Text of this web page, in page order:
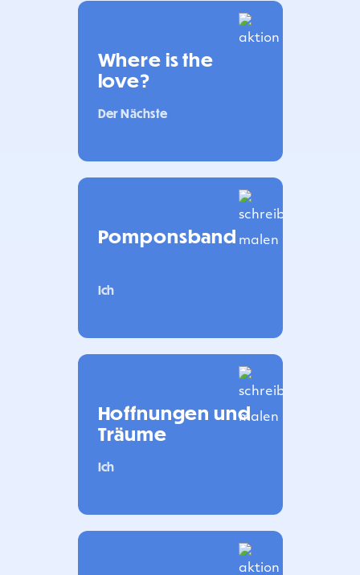
Where is the
love?
Der Nächste
Pomponsband
Ich
Hoffnungen und
Träume
Ich